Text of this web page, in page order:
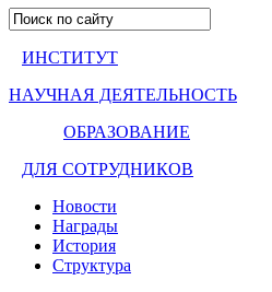
ИНСТИТУТ
НАУЧНАЯ ДЕЯТЕЛЬНОСТЬ
ОБРАЗОВАНИЕ
ДЛЯ СОТРУДНИКОВ
Новости
Награды
История
Структура